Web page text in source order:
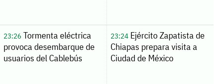
23:26Tormenta eléctrica
provoca desembarque de
usuarios del Cablebús
23:24Ejército Zapatista de
Chiapas prepara visita a
Ciudad de México